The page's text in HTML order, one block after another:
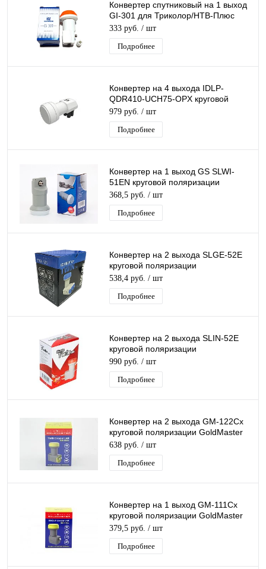
Конвертер спутниковый на 1 выход
GI-301 для Триколор/НТВ-Плюс
круговой поляризации Galaxy
Innovation
333 руб. / шт
Подробнее
Конвертер на 4 выхода IDLP-
QDR410-UCH75-OPX круговой
поляризации Inverto QUAD для
Триколор/ НТВ-Плюс
979 руб. / шт
Подробнее
Конвертер на 1 выход GS SLWI-
51EN круговой поляризации
GeneralSatellite SINGL
дляТриколор/НТВ-Плюс
368,5 руб. / шт
Подробнее
Конвертер на 2 выхода SLGE-52E
круговой поляризации
GeneralSatellite TWIN для
Триколор/НТВ-Плюс
538,4 руб. / шт
Подробнее
Конвертер на 2 выхода SLIN-52E
круговой поляризации
GeneralSatellite TWIN дляТриколор/
НТВ-Плюс
990 руб. / шт
Подробнее
Конвертер на 2 выхода GM-122Cx
круговой поляризации GoldMaster
TWIN для Триколор/НТВ-Плюс
638 руб. / шт
Подробнее
Конвертер на 1 выход GM-111Cx
круговой поляризации GoldMaster
SINGL для Триколор/НТВ-Плюс
379,5 руб. / шт
Подробнее